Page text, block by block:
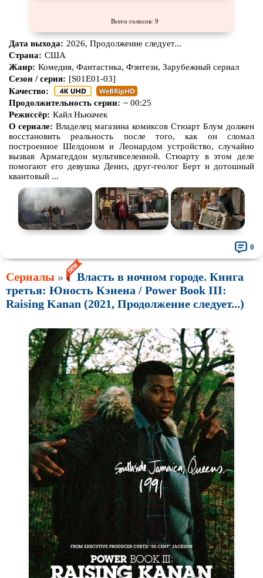
Всего голосов: 9
Дата выхода: 2026, Продолжение следует...
Страна: США
Жанр: Комедия, Фантастика, Фэнтези, Зарубежный сериал
Сезон / серия: [S01E01-03]
Качество:
Продолжительность серии: ~ 00:25
Режиссёр: Кайл Ньюачек
О сериале: Владелец магазина комиксов Стюарт Блум должен
восстановить реальность после того, как он сломал
построенное Шелдоном и Леонардом устройство, случайно
вызвав Армагеддон мультивселенной. Стюарту в этом деле
помогают его девушка Дениз, друг-геолог Берт и дотошный
квантовый ...
0
Сериалы »
Власть в ночном городе. Книга
третья: Юность Кэнена / Power Book III:
Raising Kanan (2021, Продолжение следует...)